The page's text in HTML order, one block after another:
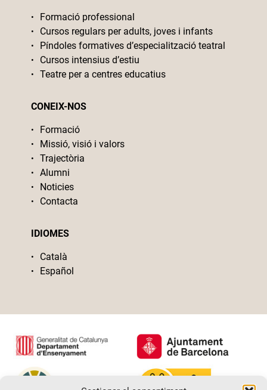
Formació professional
Cursos regulars per adults, joves i infants
Píndoles formatives d’especialització teatral
Cursos intensius d’estiu
Teatre per a centres educatius
CONEIX-NOS
Formació
Missió, visió i valors
Trajectòria
Alumni
Noticies
Contacta
IDIOMES
Català
Español